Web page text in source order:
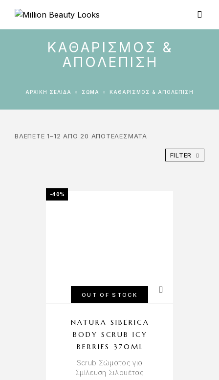
ΚΑΘΑΡΙΣΜΌΣ &
ΑΠΟΛΈΠΙΣΗ
ΑΡΧΙΚΉ ΣΕΛΊΔΑ ΣΩΜΑ ΚΑΘΑΡΙΣΜΌΣ & ΑΠΟΛΈΠΙΣΗ
ΒΛΈΠΕΤΕ 1–12 ΑΠΌ 20 ΑΠΟΤΕΛΈΣΜΑΤΑ
FILTER
-40%
OUT OF STOCK
NATURA SIBERICA
BODY SCRUB ICY
BERRIES 370ML
Scrub Σώματος για
Σμίλευση Σιλουέτας